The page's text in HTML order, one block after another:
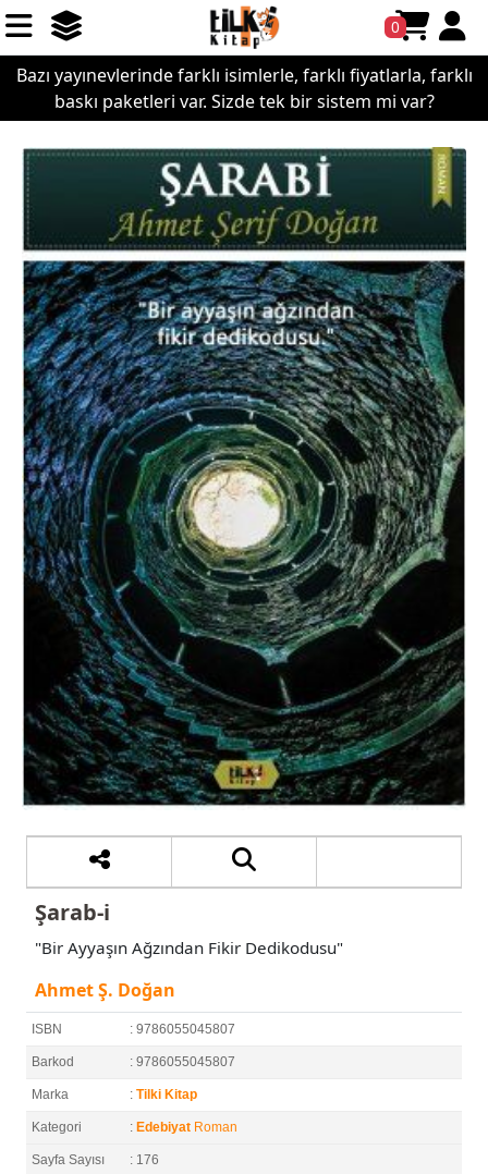
0
Bazı yayınevlerinde farklı isimlerle, farklı fiyatlarla, farklı
baskı paketleri var. Sizde tek bir sistem mi var?
Şarab-i
"Bir Ayyaşın Ağzından Fikir Dedikodusu"
Ahmet Ş. Doğan
ISBN : 9786055045807
Barkod : 9786055045807
Marka : Tilki Kitap
Kategori : Edebiyat Roman
Sayfa Sayısı : 176